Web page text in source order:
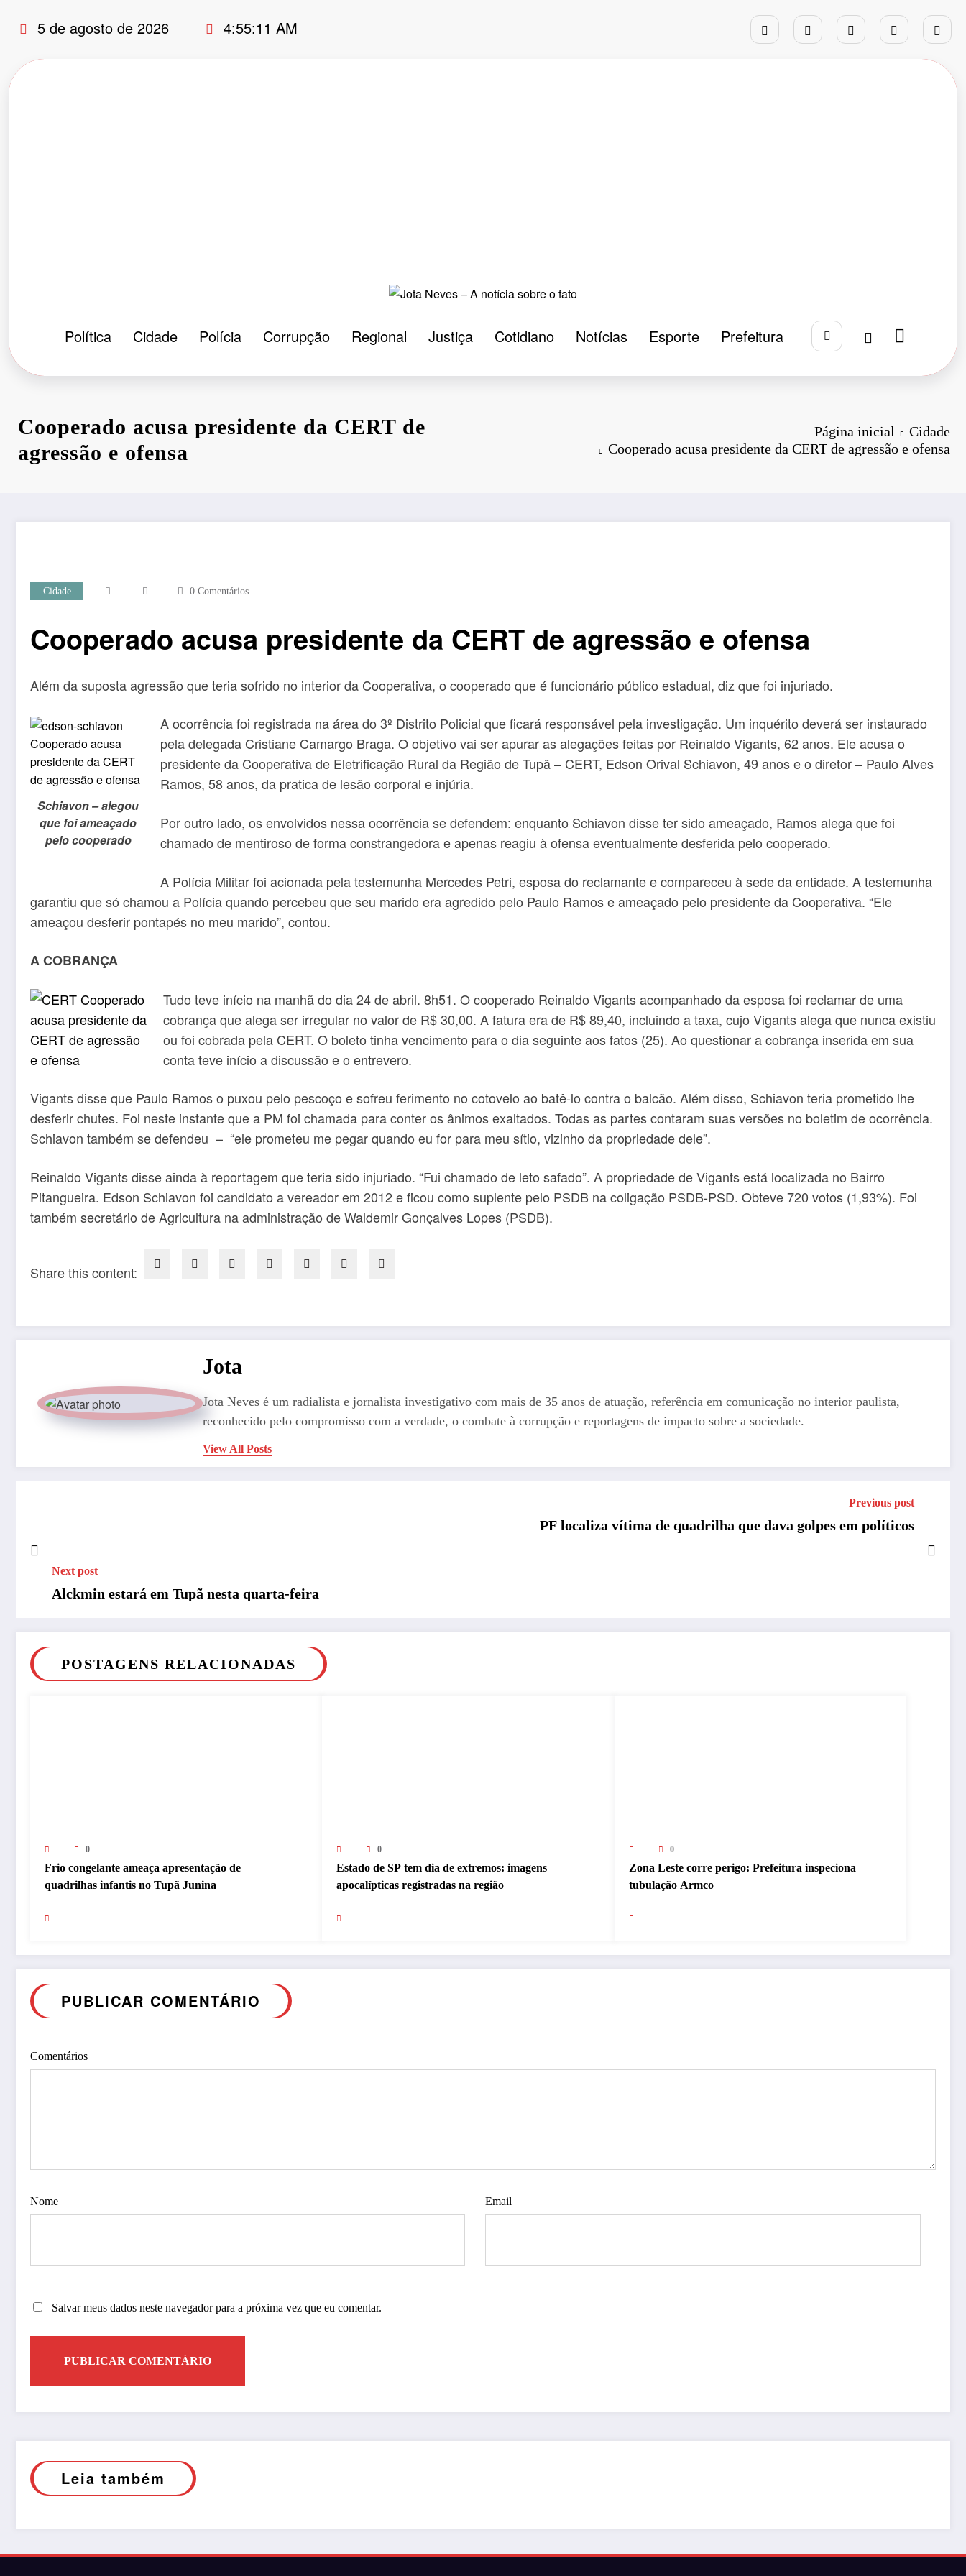
para
conteúdo
5 de agosto de 2026 4:55:12 AM
Política Cidade Polícia Corrupção Regional Justiça Cotidiano Notícias Esporte Prefeitura
Cooperado acusa presidente da CERT de
agressão e ofensa
Página inicial
Cidade
Cooperado acusa presidente da CERT de agressão e ofensa
Cidade 0 Comentários
Cooperado acusa presidente da CERT de agressão e ofensa
Além da suposta agressão que teria sofrido no interior da Cooperativa, o cooperado que é funcionário público estadual, diz que foi injuriado.
Schiavon – alegou
que foi ameaçado
pelo cooperado
A ocorrência foi registrada na área do 3º Distrito Policial que ficará responsável pela investigação. Um inquérito deverá ser instaurado
pela delegada Cristiane Camargo Braga. O objetivo vai ser apurar as alegações feitas por Reinaldo Vigants, 62 anos. Ele acusa o
presidente da Cooperativa de Eletrificação Rural da Região de Tupã – CERT, Edson Orival Schiavon, 49 anos e o diretor – Paulo Alves
Ramos, 58 anos, da pratica de lesão corporal e injúria.
Por outro lado, os envolvidos nessa ocorrência se defendem: enquanto Schiavon disse ter sido ameaçado, Ramos alega que foi
chamado de mentiroso de forma constrangedora e apenas reagiu à ofensa eventualmente desferida pelo cooperado.
A Polícia Militar foi acionada pela testemunha Mercedes Petri, esposa do reclamante e compareceu à sede da entidade. A testemunha
garantiu que só chamou a Polícia quando percebeu que seu marido era agredido pelo Paulo Ramos e ameaçado pelo presidente da Cooperativa. “Ele
ameaçou desferir pontapés no meu marido”, contou.
A COBRANÇA
Tudo teve início na manhã do dia 24 de abril. 8h51. O cooperado Reinaldo Vigants acompanhado da esposa foi reclamar de uma
cobrança que alega ser irregular no valor de R$ 30,00. A fatura era de R$ 89,40, incluindo a taxa, cujo Vigants alega que nunca existiu
ou foi cobrada pela CERT. O boleto tinha vencimento para o dia seguinte aos fatos (25). Ao questionar a cobrança inserida em sua
conta teve início a discussão e o entrevero.
Vigants disse que Paulo Ramos o puxou pelo pescoço e sofreu ferimento no cotovelo ao batê-lo contra o balcão. Além disso, Schiavon teria prometido lhe
desferir chutes. Foi neste instante que a PM foi chamada para conter os ânimos exaltados. Todas as partes contaram suas versões no boletim de ocorrência.
Schiavon também se defendeu – “ele prometeu me pegar quando eu for para meu sítio, vizinho da propriedade dele”.
Reinaldo Vigants disse ainda à reportagem que teria sido injuriado. “Fui chamado de leto safado”. A propriedade de Vigants está localizada no Bairro
Pitangueira. Edson Schiavon foi candidato a vereador em 2012 e ficou como suplente pelo PSDB na coligação PSDB-PSD. Obteve 720 votos (1,93%). Foi
também secretário de Agricultura na administração de Waldemir Gonçalves Lopes (PSDB).
Share this content:
Jota
Jota Neves é um radialista e jornalista investigativo com mais de 35 anos de atuação, referência em comunicação no interior paulista,
reconhecido pelo compromisso com a verdade, o combate à corrupção e reportagens de impacto sobre a sociedade.
View All Posts
Previous post
PF localiza vítima de quadrilha que dava golpes em políticos
Next post
Alckmin estará em Tupã nesta quarta-feira
POSTAGENS RELACIONADAS
0
Frio congelante ameaça apresentação de
quadrilhas infantis no Tupã Junina
0
Estado de SP tem dia de extremos: imagens
apocalípticas registradas na região
0
Zona Leste corre perigo: Prefeitura inspeciona
tubulação Armco
PUBLICAR COMENTÁRIO
Comentários
Nome Email
Salvar meus dados neste navegador para a próxima vez que eu comentar.
Leia também